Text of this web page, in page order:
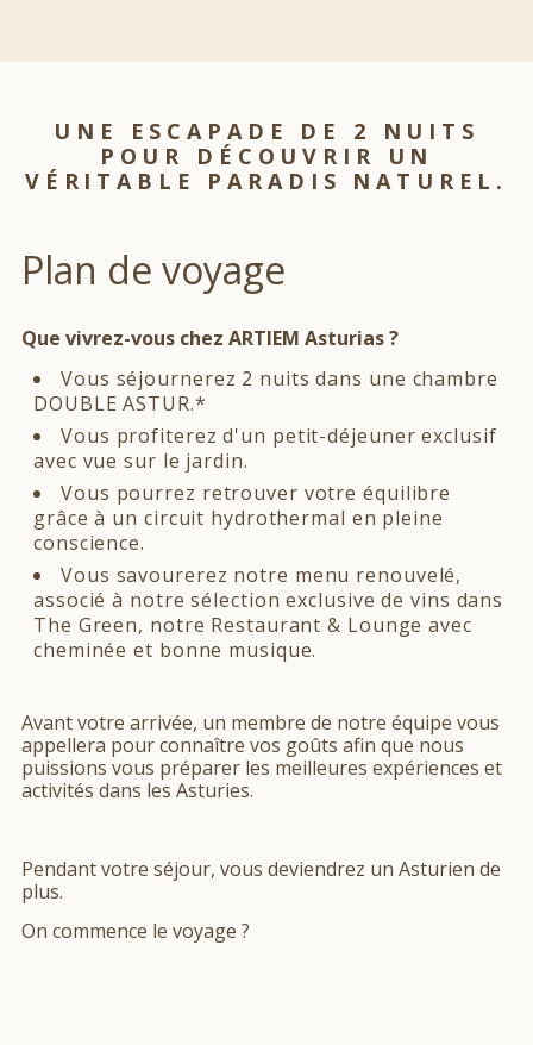
UNE ESCAPADE DE 2 NUITS
POUR DÉCOUVRIR UN
VÉRITABLE PARADIS NATUREL.
Plan de voyage
Que vivrez-vous chez ARTIEM Asturias ?
Vous séjournerez 2 nuits dans une chambre
DOUBLE ASTUR.*
Vous profiterez d'un petit-déjeuner exclusif
avec vue sur le jardin.
Vous pourrez retrouver votre équilibre
grâce à un circuit hydrothermal en pleine
conscience.
Vous savourerez notre menu renouvelé,
associé à notre sélection exclusive de vins dans
The Green, notre Restaurant & Lounge avec
cheminée et bonne musique.
Avant votre arrivée, un membre de notre équipe vous
appellera pour connaître vos goûts afin que nous
puissions vous préparer les meilleures expériences et
activités dans les Asturies.
Pendant votre séjour, vous deviendrez un Asturien de
plus.
On commence le voyage ?